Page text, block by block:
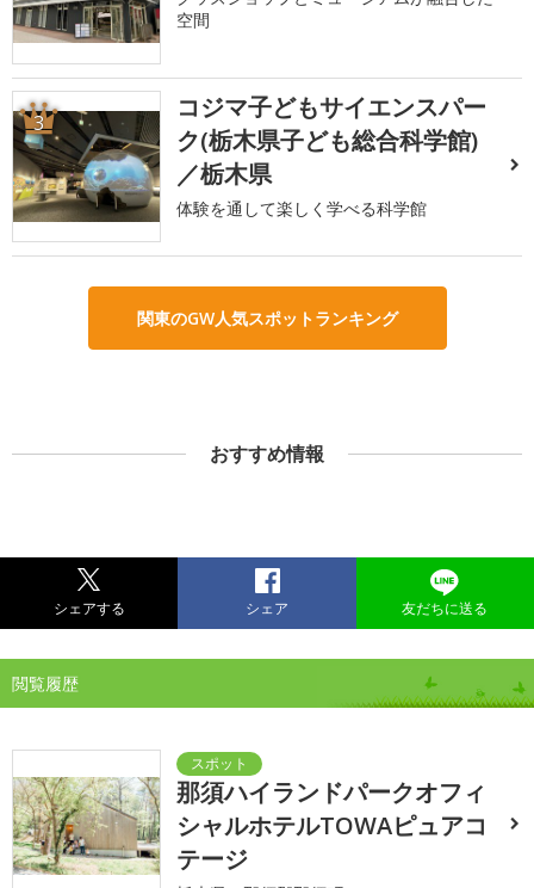
空間
3
コジマ子どもサイエンスパー
ク(栃木県子ども総合科学館)
／栃木県
体験を通して楽しく学べる科学館
関東のGW人気スポットランキング
おすすめ情報
シェアする シェア 友だちに送る
閲覧履歴
那須ハイランドパークオフィ
シャルホテルTOWAピュアコ
テージ